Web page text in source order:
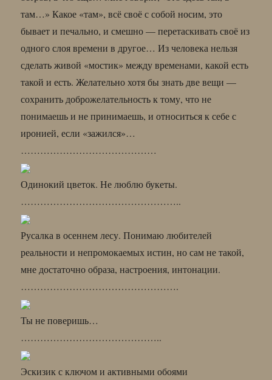
там…» Какое «там», всё своё с собой носим, это
бывает и печально, и смешно — перетаскивать своё из
одного слоя времени в другое… Из человека нельзя
сделать живой «мостик» между временами, какой есть
такой и есть. Желательно хотя бы знать две вещи —
сохранить доброжелательность к тому, что не
понимаешь и не принимаешь, и относиться к себе с
иронией, если «зажился»…
……………………………………
Одинокий цветок. Не люблю букеты.
…………………………………………..
Русалка в осеннем лесу. Понимаю любителей
реальности и непромокаемых истин, но сам не такой,
мне достаточно образа, настроения, интонации.
………………………………………….
Ты не поверишь…
……………………………………..
Эскизик с ключом и активными обоями